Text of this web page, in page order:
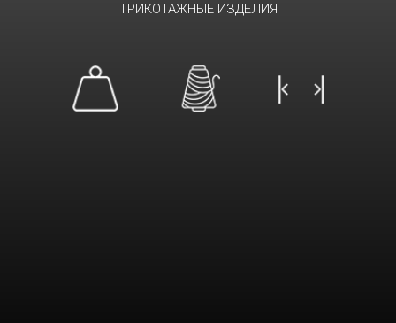
ТРИКОТАЖНЫЕ ИЗДЕЛИЯ